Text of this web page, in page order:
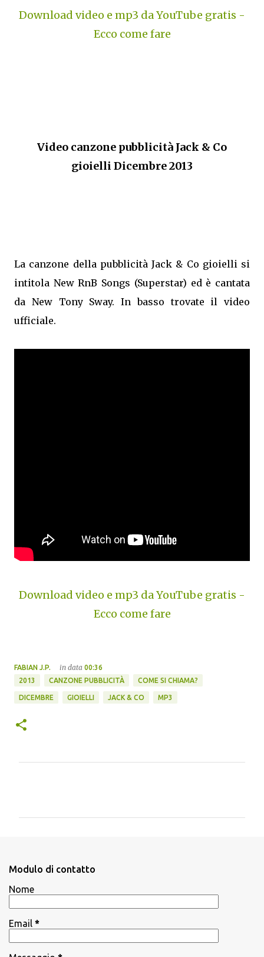
Download video e mp3 da YouTube gratis -
Ecco come fare
Video canzone pubblicità Jack & Co
gioielli Dicembre 2013
La canzone della pubblicità Jack & Co gioielli si
intitola New RnB Songs (Superstar) ed è cantata
da New Tony Sway. In basso trovate il video
ufficiale.
Download video e mp3 da YouTube gratis -
Ecco come fare
FABIAN J.P. in data 00:36
2013
CANZONE PUBBLICITÀ COME SI CHIAMA?
DICEMBRE GIOIELLI JACK & CO MP3
i
Modulo di contatto
Nome
Email *